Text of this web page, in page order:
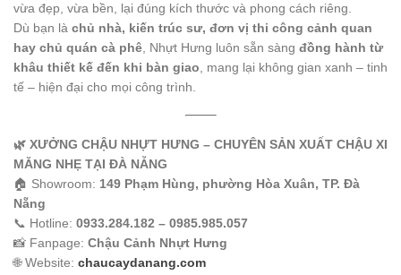
vừa đẹp, vừa bền, lại đúng kích thước và phong cách riêng.
Dù bạn là chủ nhà, kiến trúc sư, đơn vị thi công cảnh quan
hay chủ quán cà phê , Nhựt Hưng luôn sẵn sàng đồng hành từ
khâu thiết kế đến khi bàn giao , mang lại không gian xanh – tinh
tế – hiện đại cho mọi công trình.
🌿 XƯỞNG CHẬU NHỰT HƯNG – CHUYÊN SẢN XUẤT CHẬU XI
MĂNG NHẸ TẠI ĐÀ NẴNG
🏠 Showroom: 149 Phạm Hùng, phường Hòa Xuân, TP. Đà
Nẵng
📞 Hotline: 0933.284.182 – 0985.985.057
📸 Fanpage: Chậu Cảnh Nhựt Hưng
🌐 Website: chaucaydanang.com